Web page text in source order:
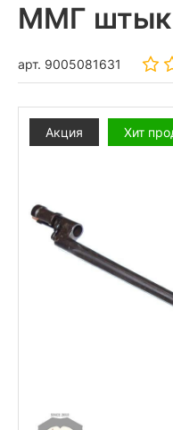
ММГ штык
арт. 9005081631
Акция Хит